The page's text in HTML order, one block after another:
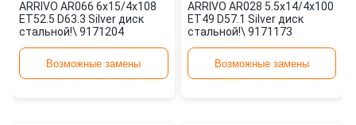
ARRIVO AR066 6x15/4x108
ET52.5 D63.3 Silver диск
стальной!\ 9171204
Возможные замены
ARRIVO AR028 5.5x14/4x100
ET49 D57.1 Silver диск
стальной!\ 9171173
Возможные замены